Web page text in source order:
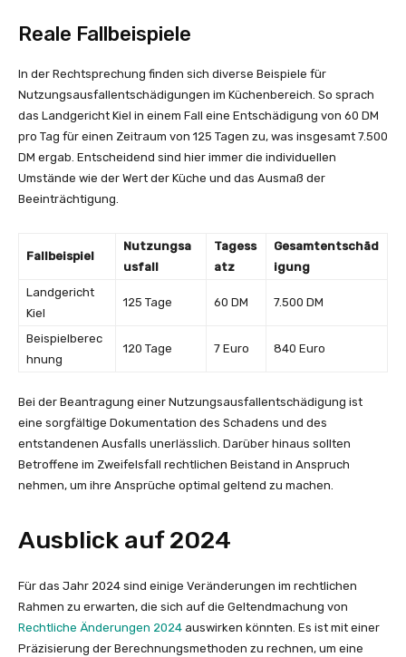
Reale Fallbeispiele
In der Rechtsprechung finden sich diverse Beispiele für
Nutzungsausfallentschädigungen im Küchenbereich. So sprach
das Landgericht Kiel in einem Fall eine Entschädigung von 60 DM
pro Tag für einen Zeitraum von 125 Tagen zu, was insgesamt 7.500
DM ergab. Entscheidend sind hier immer die individuellen
Umstände wie der Wert der Küche und das Ausmaß der
Beeinträchtigung.
Fallbeispiel
Nutzungsa
usfall
Tagess
atz
Gesamtentschäd
igung
Landgericht
Kiel
125 Tage 60 DM 7.500 DM
Beispielberec
hnung
120 Tage 7 Euro 840 Euro
Bei der Beantragung einer Nutzungsausfallentschädigung ist
eine sorgfältige Dokumentation des Schadens und des
entstandenen Ausfalls unerlässlich. Darüber hinaus sollten
Betroffene im Zweifelsfall rechtlichen Beistand in Anspruch
nehmen, um ihre Ansprüche optimal geltend zu machen.
Ausblick auf 2024
Für das Jahr 2024 sind einige Veränderungen im rechtlichen
Rahmen zu erwarten, die sich auf die Geltendmachung von
Rechtliche Änderungen 2024 auswirken könnten. Es ist mit einer
Präzisierung der Berechnungsmethoden zu rechnen, um eine